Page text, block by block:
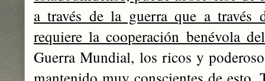
a través de la guerra que a través
requiere la cooperación benévola
Guerra Mundial, los ricos y